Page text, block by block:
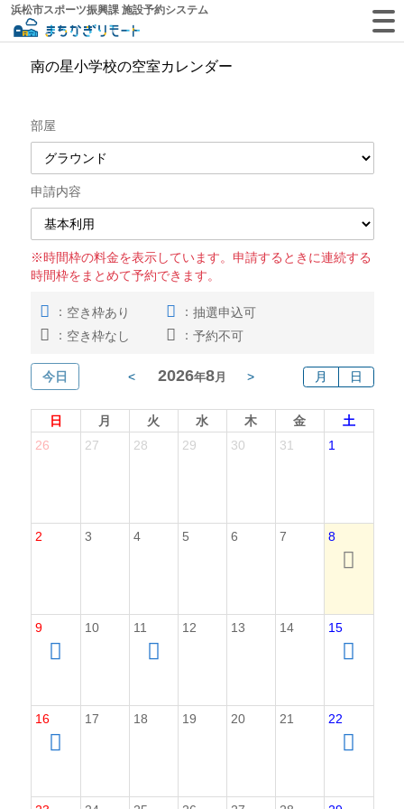
浜松市スポーツ振興課 施設予約システム
南の星小学校の空室カレンダー
部屋
申請内容
※時間枠の料金を表示しています。申請するときに連続する
時間枠をまとめて予約できます。
： 空き枠あり ： 抽選申込可
： 空き枠なし ： 予約不可
今日 < 2026年8 月 > 月 日
日 月 火 水 木 金
土
26
27 28 29 30 31 1
2 3 4 5 6 7 8
9 10 11 12 13 14 15
16 17 18 19 20 21 22